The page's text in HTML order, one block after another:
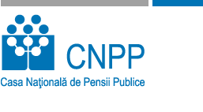
Skip to Content